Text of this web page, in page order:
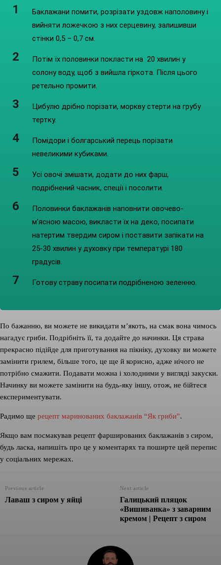
Баклажани помити, розрізати уздовж наполовину і
вийняти ложечкою з них серцевину, залишивши
стінки 0,5 – 0,7 см.
Потім їх половинки покласти на 20 хвилин у
солону воду, щоб з вийшла гіркота. Після цього
ретельно промити.
Цибулю дрібно порізати, моркву стерти на грубу
тертку.
Помідори і болгарський перець порізати
невеликими кубиками.
Усі овочі змішати, додати до них фарш,
подрібнений часник, спеції і посолити.
Половинки баклажанів наповнити овочево-
м’ясною масою, викласти їх на деко, посипати
натертим твердим сиром і поставити запікати на
25-30 хвилин у духовку при температурі 180
градусів.
Готову страву посипати подрібненою зеленню.
По бажанню, ви можете не викидати м’якоть, на смак вона чимось
нагадує гриби. Подрібніть її, та додайте до начинки. Ця страва
прекрасно підійде для приготування на пікніку, духовку ви можете
замінити грилем, більше того, це ще й корисно, адже нічого не
потрібно смажити. Подавати можна і холодними у вигляді закуски.
Начинку ви можете замінити на будь-яку іншу, отож, не бійтеся
експериментувати.
Радимо ще рецепт маринованих баклажанів “Як гриби”.
Якщо вам посмакував рецепт фаршированих баклажанів з сиром,
будь ласка, напишіть про це у коментарях та поширте цей перепис
у соціальних мережах.
Previous article
Лаваш з сиром у яйці
Next article
Галицький пляцок
«Вишиванка» з заварним
кремом | Рецепт з сиром